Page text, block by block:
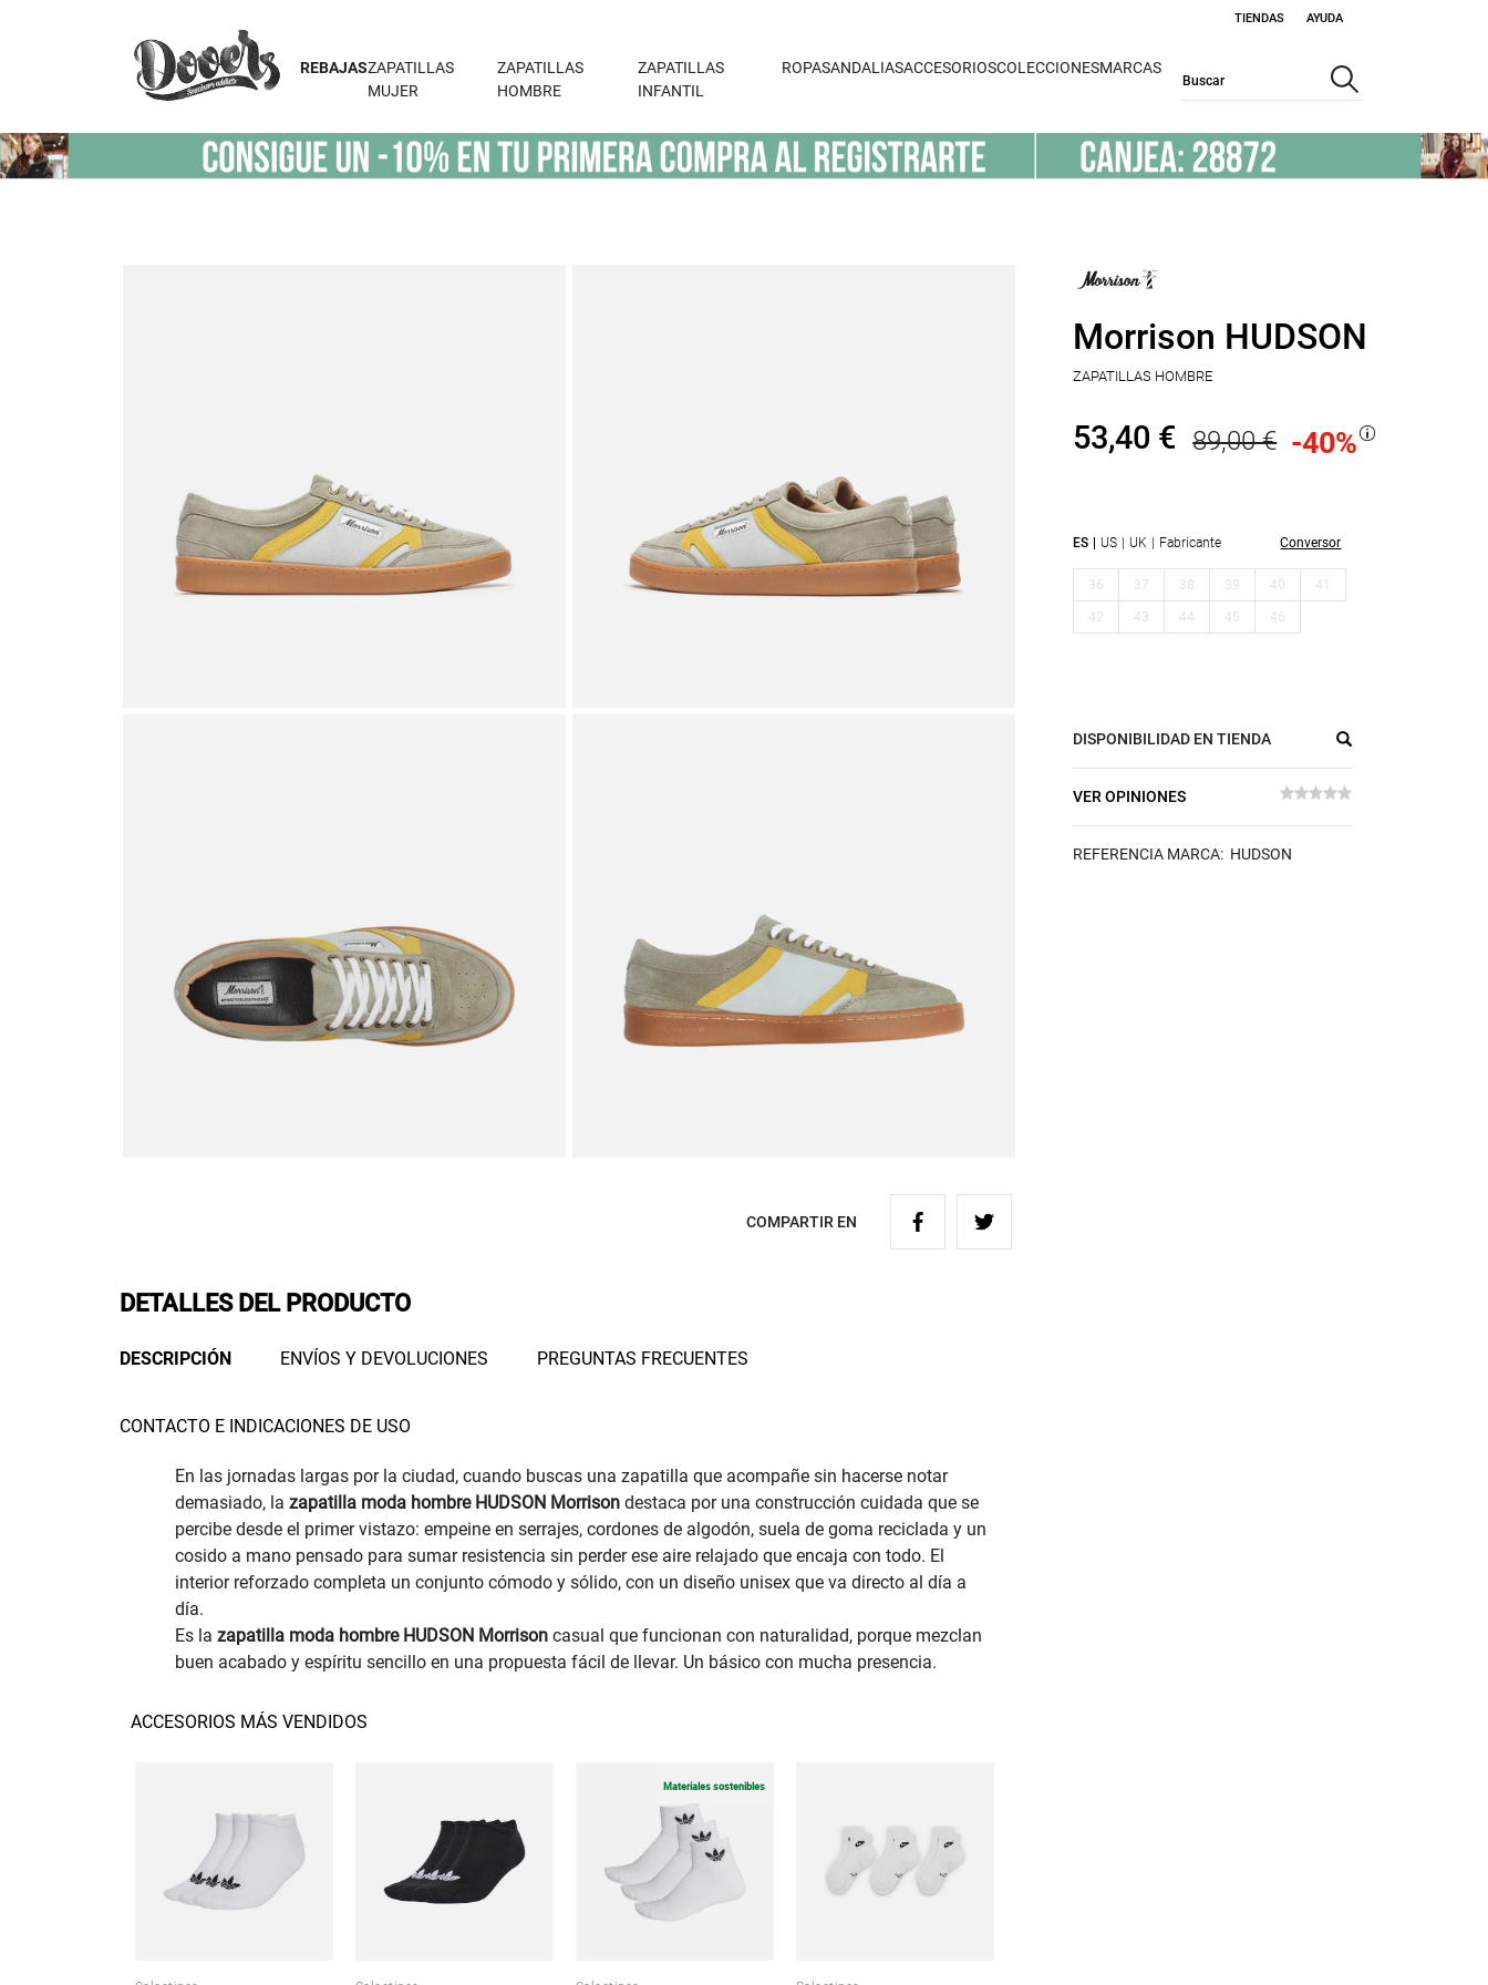
TIENDAS AYUDA
REBAJASZAPATILLAS
MUJER
ZAPATILLAS
HOMBRE
ZAPATILLAS
INFANTIL
ROPASANDALIASACCESORIOSCOLECCIONESMARCAS
Morrison HUDSON
ZAPATILLAS HOMBRE
53,40 € 89,00 € -40%
ES US UK Fabricante Conversor
36 37 38 39 40 41
42 43 44 45 46
DISPONIBILIDAD EN TIENDA
VER OPINIONES
REFERENCIA MARCA: HUDSON
COMPARTIR EN
DETALLES DEL PRODUCTO
DESCRIPCIÓN ENVÍOS Y DEVOLUCIONES PREGUNTAS FRECUENTES
CONTACTO E INDICACIONES DE USO
En las jornadas largas por la ciudad, cuando buscas una zapatilla que acompañe sin hacerse notar
demasiado, la zapatilla moda hombre HUDSON Morrisondestaca por una construcción cuidada que se
percibe desde el primer vistazo: empeine en serrajes, cordones de algodón, suela de goma reciclada y un
cosido a mano pensado para sumar resistencia sin perder ese aire relajado que encaja con todo. El
interior reforzado completa un conjunto cómodo y sólido, con un diseño unisex que va directo al día a
día.
Es la zapatilla moda hombre HUDSON Morrisoncasual que funcionan con naturalidad, porque mezclan
buen acabado y espíritu sencillo en una propuesta fácil de llevar. Un básico con mucha presencia.
ACCESORIOS MÁS VENDIDOS
Materiales sostenibles